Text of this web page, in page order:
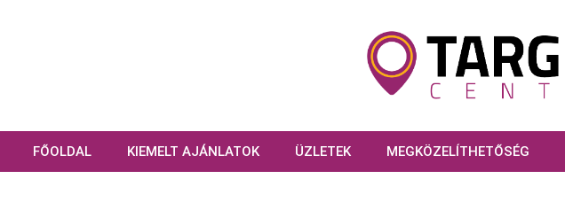
FŐOLDAL KIEMELT AJÁNLATOK ÜZLETEK MEGKÖZELÍTHETŐSÉG